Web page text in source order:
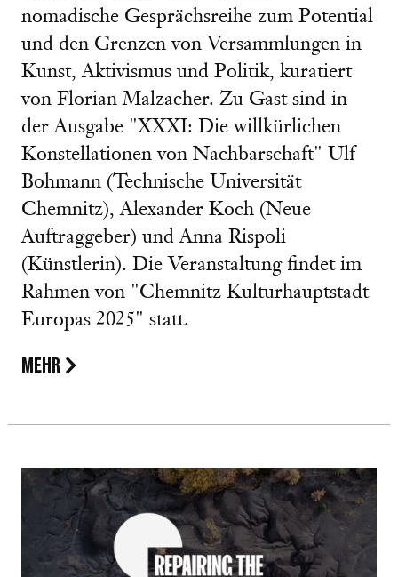
nomadische Gesprächsreihe zum Potential
und den Grenzen von Versammlungen in
Kunst, Aktivismus und Politik, kuratiert
von Florian Malzacher. Zu Gast sind in
der Ausgabe "XXXI: Die willkürlichen
Konstellationen von Nachbarschaft" Ulf
Bohmann (Technische Universität
Chemnitz), Alexander Koch (Neue
Auftraggeber) und Anna Rispoli
(Künstlerin). Die Veranstaltung findet im
Rahmen von "Chemnitz Kulturhauptstadt
Europas 2025" statt.
MEHR